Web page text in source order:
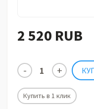
2 520 RUB
Купить в 1 клик